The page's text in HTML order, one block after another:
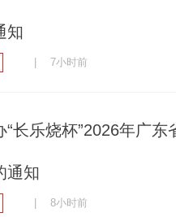
知
| 7小时前
“长乐烧杯”2026年广
通知
| 8小时前